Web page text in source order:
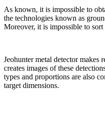
As known, it is impossible to
the technologies known as
Moreover, it is impossible to sort
Jeohunter metal detector makes
creates images of these
types and proportions are also
target dimensions.